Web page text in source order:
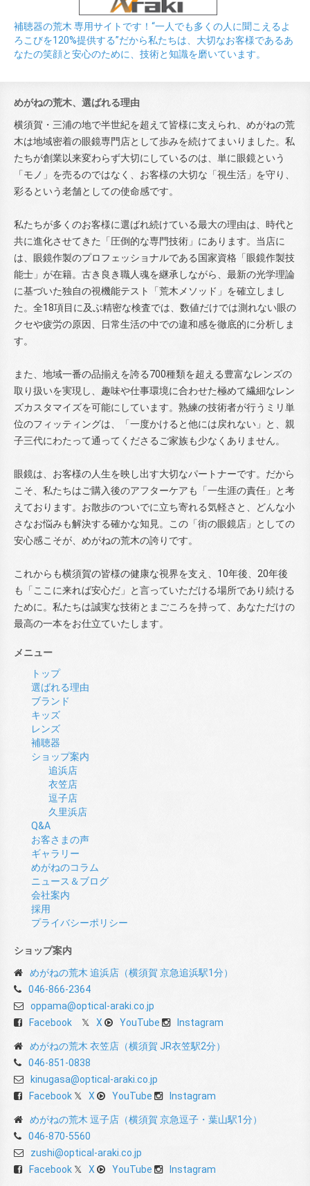
補聴器の荒木 専用サイトです！“一人でも多くの人に聞こえるよ
ろこびを120%提供する”だから私たちは、大切なお客様であるあ
なたの笑顔と安心のために、技術と知識を磨いています。
めがねの荒木、選ばれる理由
横須賀・三浦の地で半世紀を超えて皆様に支えられ、めがねの荒
木は地域密着の眼鏡専門店として歩みを続けてまいりました。私
たちが創業以来変わらず大切にしているのは、単に眼鏡という
「モノ」を売るのではなく、お客様の大切な「視生活」を守り、
彩るという老舗としての使命感です。
私たちが多くのお客様に選ばれ続けている最大の理由は、時代と
共に進化させてきた「圧倒的な専門技術」にあります。当店に
は、眼鏡作製のプロフェッショナルである国家資格「眼鏡作製技
能士」が在籍。古き良き職人魂を継承しながら、最新の光学理論
に基づいた独自の視機能テスト「荒木メソッド」を確立しまし
た。全18項目に及ぶ精密な検査では、数値だけでは測れない眼の
クセや疲労の原因、日常生活の中での違和感を徹底的に分析しま
す。
また、地域一番の品揃えを誇る700種類を超える豊富なレンズの
取り扱いを実現し、趣味や仕事環境に合わせた極めて繊細なレン
ズカスタマイズを可能にしています。熟練の技術者が行うミリ単
位のフィッティングは、「一度かけると他には戻れない」と、親
子三代にわたって通ってくださるご家族も少なくありません。
眼鏡は、お客様の人生を映し出す大切なパートナーです。だから
こそ、私たちはご購入後のアフターケアも「一生涯の責任」と考
えております。お散歩のついでに立ち寄れる気軽さと、どんな小
さなお悩みも解決する確かな知見。この「街の眼鏡店」としての
安心感こそが、めがねの荒木の誇りです。
これからも横須賀の皆様の健康な視界を支え、10年後、20年後
も「ここに来れば安心だ」と言っていただける場所であり続ける
ために。私たちは誠実な技術とまごころを持って、あなただけの
最高の一本をお仕立ていたします。
メニュー
トップ
選ばれる理由
ブランド
キッズ
レンズ
補聴器
ショップ案内
追浜店
衣笠店
逗子店
久里浜店
Q&A
お客さまの声
ギャラリー
めがねのコラム
ニュース＆ブログ
会社案内
採用
プライバシーポリシー
ショップ案内
めがねの荒木 追浜店（横須賀 京急追浜駅1分）
046-866-2364
oppama@optical-araki.co.jp
Facebook
X YouTube Instagram
めがねの荒木 衣笠店（横須賀 JR衣笠駅2分）
046-851-0838
kinugasa@optical-araki.co.jp
Facebook
X YouTube Instagram
めがねの荒木 逗子店（横須賀 京急逗子・葉山駅1分）
046-870-5560
zushi@optical-araki.co.jp
Facebook
X YouTube Instagram